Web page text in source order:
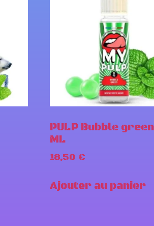
PULP Bubble
ML
18,50 €
Ajouter au panier